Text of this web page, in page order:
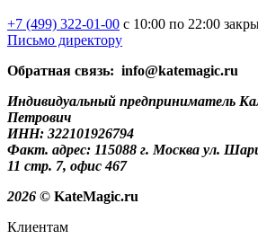
+7 (499) 322-01-00 с 10:00 по 22:00
Письмо директору
Обратная связь: info@katemagic.ru
Индивидуальный предприниматель
Петрович
ИНН: 322101926794
Факт. адрес: 115088 г. Москва ул.
11 стр. 7, офис 467
2026 © KateMagic.ru
Клиентам